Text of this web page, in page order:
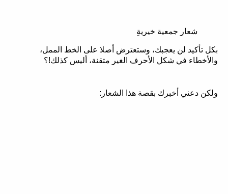
شعار جمعية خيريةِ
بكل تأكيد لن يعجبك، وستعترض أصلا على الخط الممل،
والأخطاء في شكل الأحرف الغير متقنة، أليس كذلك!؟
ولكن دعني أخبرك بقصة هذا الشعار: